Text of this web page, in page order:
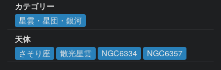
カテゴリー
星雲・星団・銀河
天体
さそり座
散光星雲 NGC6334 NGC6357